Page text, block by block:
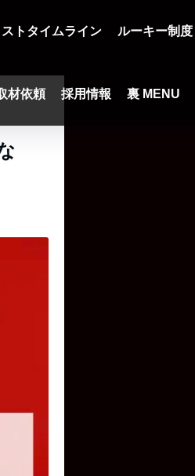
トタイムライン ルーキー制度
材依頼 採用情報 裏 MENU